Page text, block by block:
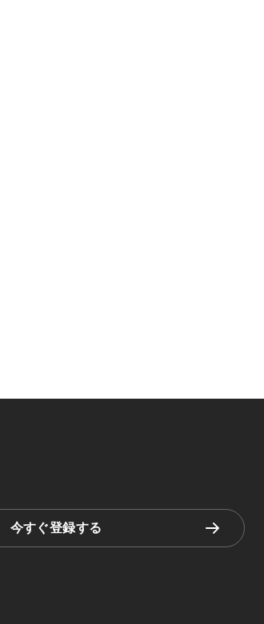
今すぐ登録する